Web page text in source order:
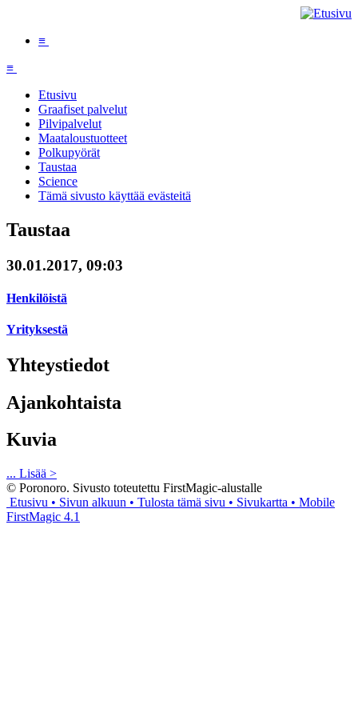
≡
≡
Etusivu
Graafiset palvelut
Pilvipalvelut
Maataloustuotteet
Polkupyörät
Taustaa
Science
Tämä sivusto käyttää evästeitä
Taustaa
30.01.2017, 09:03
Henkilöistä
Yrityksestä
Yhteystiedot
Ajankohtaista
Kuvia
... Lisää >
© Poronoro. Sivusto toteutettu FirstMagic-alustalle
Etusivu • Sivun alkuun • Tulosta tämä sivu • Sivukartta • Mobile
FirstMagic 4.1